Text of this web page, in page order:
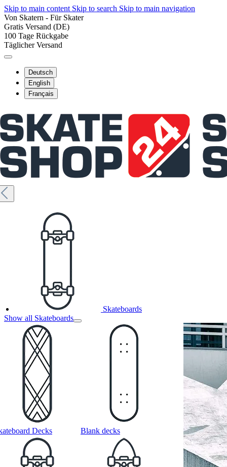
Skip to main content Skip to search Skip to main navigation
Von Skatern - Für Skater
Gratis Versand (DE)
100 Tage Rückgabe
Täglicher Versand
Deutsch
English
Français
Skateboards
Show all Skateboards
Decks Blank decks